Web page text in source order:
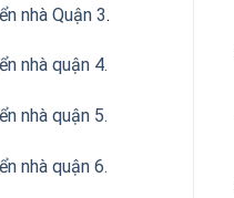
nhà Quận 3.
nhà quận 4.
nhà quận 5.
nhà quận 6.